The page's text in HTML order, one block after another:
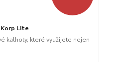
Korp Lite
kalhoty, které využijete nejen